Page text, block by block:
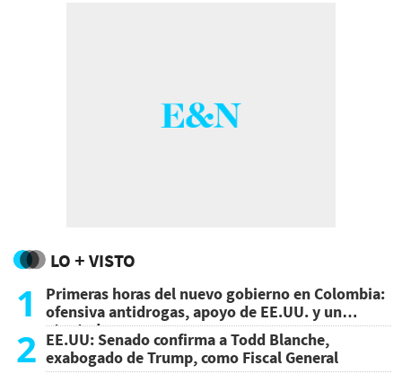
LO + VISTO
1
Primeras horas del nuevo gobierno en Colombia:
ofensiva antidrogas, apoyo de EE.UU. y un
atentado
2 EE.UU: Senado confirma a Todd Blanche,
exabogado de Trump, como Fiscal General